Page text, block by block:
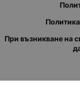
При възникване на